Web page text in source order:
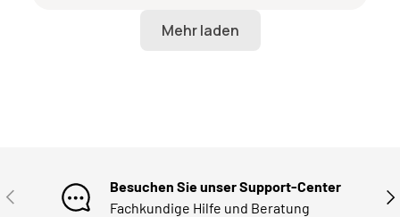
VORHERIGE
Besuchen Sie unser Support-Center
Fachkundige Hilfe und Beratung